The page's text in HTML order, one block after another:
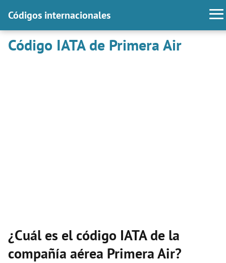
Códigos internacionales
Código IATA de Primera Air
¿Cuál es el código IATA de la
compañía aérea Primera Air?